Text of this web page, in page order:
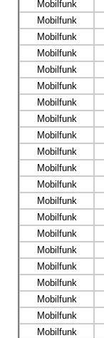
Mobilfunk
Mobilfunk
Mobilfunk
Mobilfunk
Mobilfunk
Mobilfunk
Mobilfunk
Mobilfunk
Mobilfunk
Mobilfunk
Mobilfunk
Mobilfunk
Mobilfunk
Mobilfunk
Mobilfunk
Mobilfunk
Mobilfunk
Mobilfunk
Mobilfunk
Mobilfunk
Mobilfunk